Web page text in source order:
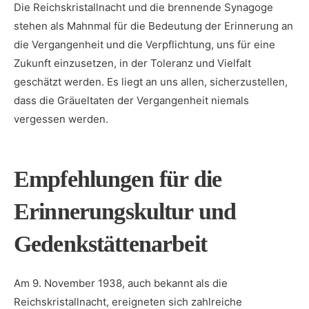
Die ‍Reichskristallnacht⁢ und die brennende Synagoge
stehen als Mahnmal für die Bedeutung ‍der Erinnerung an
die Vergangenheit und die Verpflichtung, uns ‌für eine
Zukunft einzusetzen,​ in der Toleranz und Vielfalt‌
geschätzt werden. Es liegt an uns allen, sicherzustellen,
dass die Gräueltaten der Vergangenheit niemals⁣
vergessen werden.
Empfehlungen für die
Erinnerungskultur und
Gedenkstättenarbeit
Am 9. November 1938, auch bekannt als die
‍Reichskristallnacht, ereigneten sich​ zahlreiche